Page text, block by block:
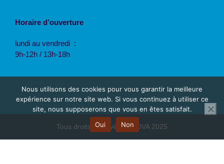
Horaire d’ouverture
lundi au vendredi :
9h-12h / 13h-18h
Tous droits réservés © ISOVA 2025
Nous utilisons des cookies pour vous garantir la meilleure
expérience sur notre site web. Si vous continuez à utiliser ce
site, nous supposerons que vous en êtes satisfait.
Oui
Non